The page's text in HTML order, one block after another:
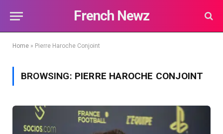
French Newz
Home » Pierre Haroche Conjoint
BROWSING: PIERRE HAROCHE CONJOINT